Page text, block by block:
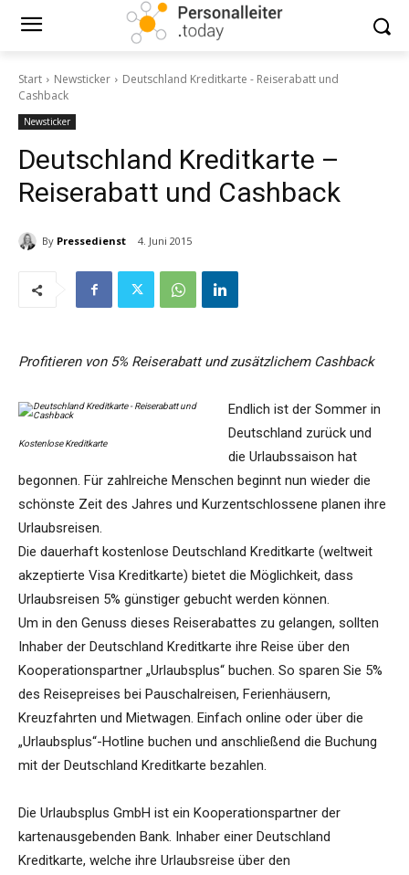
Start Newsticker
Deutschland Kreditkarte - Reiserabatt und
Cashback
Newsticker
Deutschland Kreditkarte –
Reiserabatt und Cashback
By Pressedienst 4. Juni 2015
Profitieren von 5% Reiserabatt und zusätzlichem Cashback
Kostenlose Kreditkarte
Endlich ist der Sommer in
Deutschland zurück und
die Urlaubssaison hat
begonnen. Für zahlreiche Menschen beginnt nun wieder die
schönste Zeit des Jahres und Kurzentschlossene planen ihre
Urlaubsreisen.
Die dauerhaft kostenlose Deutschland Kreditkarte (weltweit
akzeptierte Visa Kreditkarte) bietet die Möglichkeit, dass
Urlaubsreisen 5% günstiger gebucht werden können.
Um in den Genuss dieses Reiserabattes zu gelangen, sollten
Inhaber der Deutschland Kreditkarte ihre Reise über den
Kooperationspartner „Urlaubsplus“ buchen. So sparen Sie 5%
des Reisepreises bei Pauschalreisen, Ferienhäusern,
Kreuzfahrten und Mietwagen. Einfach online oder über die
„Urlaubsplus“-Hotline buchen und anschließend die Buchung
mit der Deutschland Kreditkarte bezahlen.
Die Urlaubsplus GmbH ist ein Kooperationspartner der
kartenausgebenden Bank. Inhaber einer Deutschland
Kreditkarte, welche ihre Urlaubsreise über den